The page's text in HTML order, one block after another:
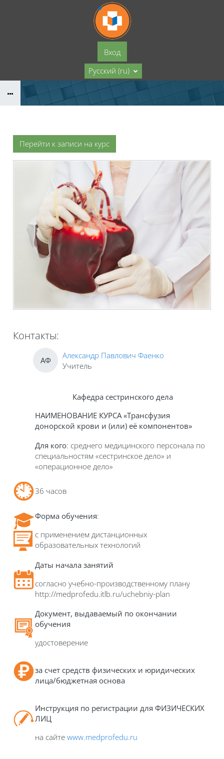
Перейти к основному содержанию
Вход
Русский ‎(ru)‎
Перейти к записи на курс
Контакты:
АФ
Александр Павлович Фаенко
Учитель
Кафедра сестринского дела
НАИМЕНОВАНИЕ КУРСА «Трансфузия
донорской крови и (или) её компонентов»
Для кого: среднего медицинского персонала по
специальностям «сестринское дело» и
«операционное дело»
36 часов
Форма обучения:
с применением дистанционных
образовательных технологий
Даты начала занятий
согласно учебно-производственному плану
http://medprofedu.itlb.ru/uchebniy-plan
Документ, выдаваемый по окончании
обучения
удостоверение
за счет средств физических и юридических
лица/бюджетная основа
Инструкция по регистрации для ФИЗИЧЕСКИХ
ЛИЦ
на сайте www.medprofedu.ru